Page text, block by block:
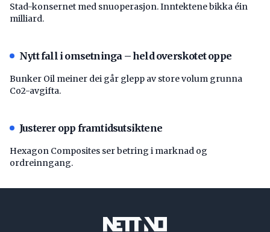
Stad-konsernet med snuoperasjon. Inntektene bikka éin
milliard.
Nytt fall i omsetninga – held overskotet oppe
Bunker Oil meiner dei går glepp av store volum grunna
Co2-avgifta.
Justerer opp framtidsutsiktene
Hexagon Composites ser betring i marknad og
ordreinngang.